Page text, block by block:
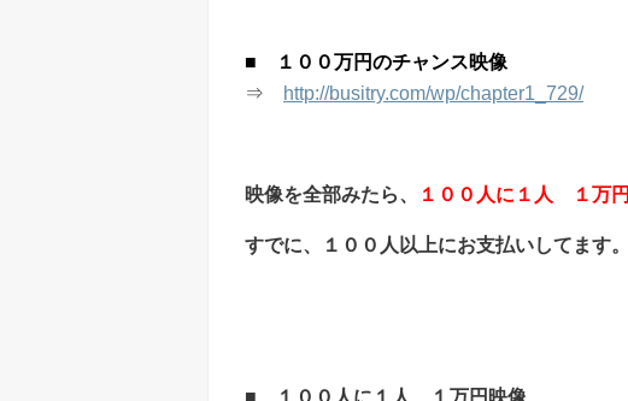
■ １００万円のチャンス映像
⇒
http://busitry.com/wp/chapter1_729/
映像を全部みたら、 １００人に１人 １万円
すでに、１００人以上にお支払いしてます。